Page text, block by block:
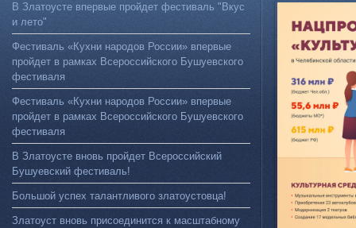
В Златоусте впервые пройдет фестиваль "Вкус
и лето"
Фестиваль «Кухни народов России» впервые
пройдет в рамках Всероссийского Бушуевского
фестиваля
Фестиваль «Кухни народов России» впервые
пройдет в рамках Всероссийского Бушуевского
фестиваля
В Златоусте вновь пройдет Всероссийский
Бушуевский фестиваль!
Большой успех талантливого златоустовца!
Златоуст вновь присоединится к масштабному